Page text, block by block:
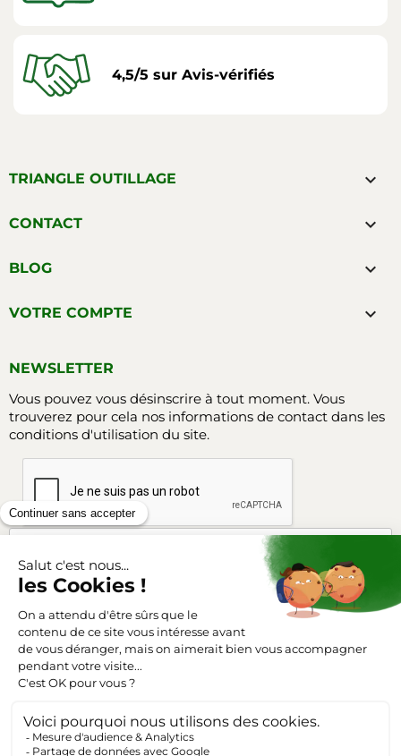
4,5/5 sur Avis-vérifiés
TRIANGLE OUTILLAGE 
CONTACT 
BLOG 
VOTRE COMPTE 
NEWSLETTER
Vous pouvez vous désinscrire à tout moment. Vous
trouverez pour cela nos informations de contact dans les
conditions d'utilisation du site.
SUIVEZ-NOUS
Mentions légales
Conditions générales de vente